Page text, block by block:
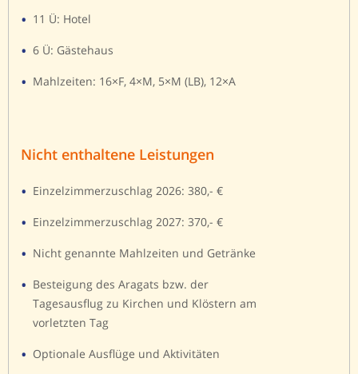
11 Ü: Hotel
6 Ü: Gästehaus
Mahlzeiten: 16×F, 4×M, 5×M (LB), 12×A
Nicht enthaltene Leistungen
Einzelzimmerzuschlag 2026: 380,- €
Einzelzimmerzuschlag 2027: 370,- €
Nicht genannte Mahlzeiten und Getränke
Besteigung des Aragats bzw. der
Tagesausflug zu Kirchen und Klöstern am
vorletzten Tag
Optionale Ausflüge und Aktivitäten